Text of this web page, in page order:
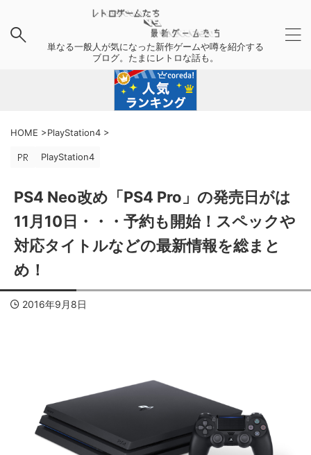
単なる一般人が気になった新作ゲームや噂を紹介する
ブログ。たまにレトロな話も。
HOME >PlayStation4 >
PlayStation4
PS4 Neo改め「PS4 Pro」の発売日がは
11月10日・・・予約も開始！スペックや
対応タイトルなどの最新情報を総まと
め！
2016年9月8日